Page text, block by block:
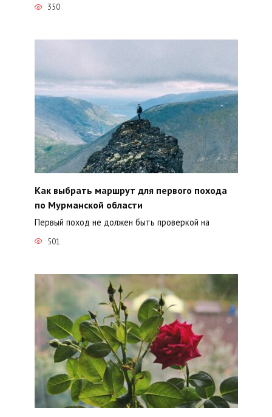
350
Как выбрать маршрут для первого похода
по Мурманской области
Первый поход не должен быть проверкой на
501